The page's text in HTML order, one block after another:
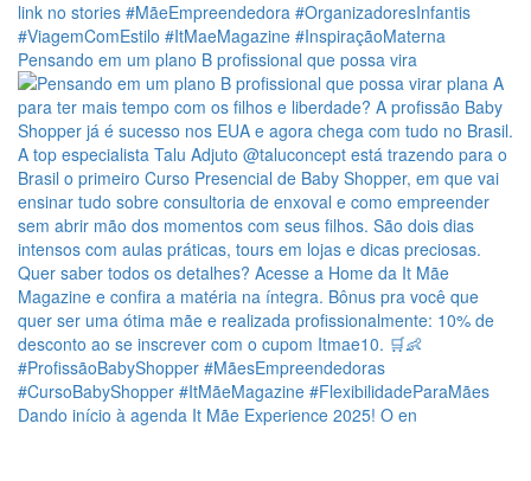
Pensando em um plano B profissional que possa vira
Dando início à agenda It Mãe Experience 2025! O en